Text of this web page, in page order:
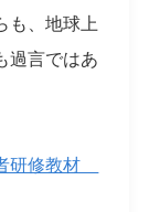
も、地球上
過言ではあ
研修教材